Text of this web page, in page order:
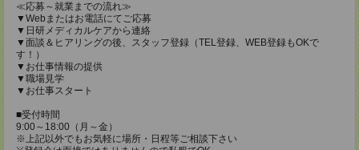
≪応募～就業までの流れ≫
▼Webまたはお電話にてご応募
▼日研メディカルケアから連絡
▼面談＆ヒアリングの後、スタッフ登録（TEL登録、WEB登録もOKで
す！）
▼お仕事情報の提供
▼職場見学
▼お仕事スタート
■受付時間
9:00～18:00（月～金）
※上記以外でもお気軽に場所・日程等ご相談下さい